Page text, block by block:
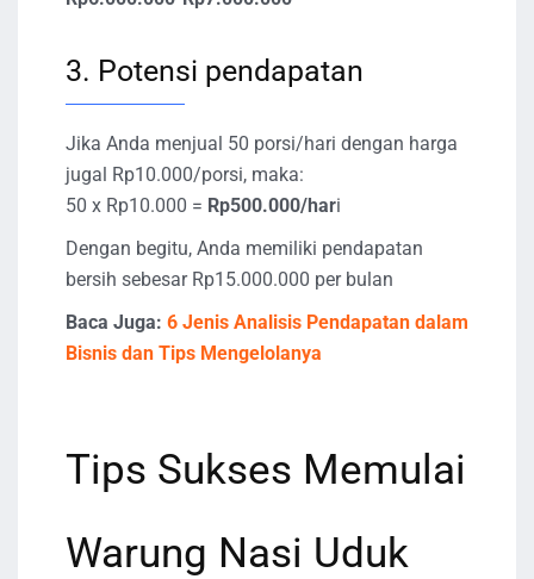
3. Potensi pendapatan
Jika Anda menjual 50 porsi/hari dengan harga
jugal Rp10.000/porsi, maka:
50 x Rp10.000 = Rp500.000/hari
Dengan begitu, Anda memiliki pendapatan
bersih sebesar Rp15.000.000 per bulan
Baca Juga: 6 Jenis Analisis Pendapatan dalam
Bisnis dan Tips Mengelolanya
Tips Sukses Memulai
Warung Nasi Uduk